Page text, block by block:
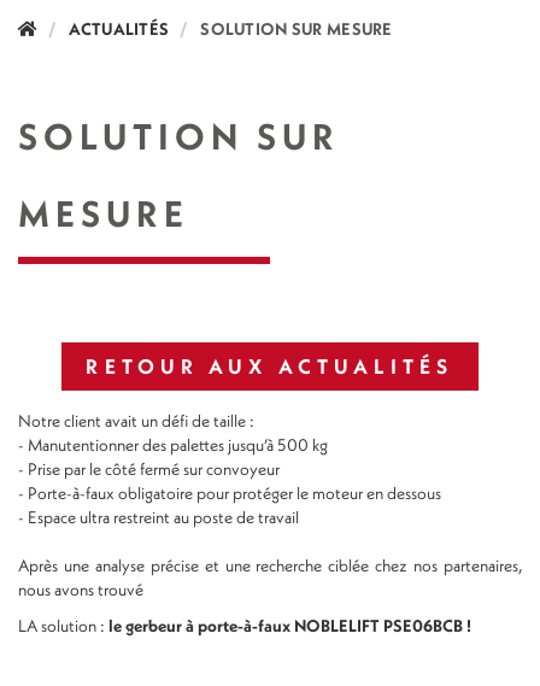
ACTUALITÉS SOLUTION SUR MESURE
SOLUTION SUR
MESURE
RETOUR AUX ACTUALITÉS
Notre client avait un défi de taille :
- Manutentionner des palettes jusqu’à 500 kg
- Prise par le côté fermé sur convoyeur
- Porte-à-faux obligatoire pour protéger le moteur en dessous
- Espace ultra restreint au poste de travail
Après une analyse précise et une recherche ciblée chez nos partenaires,
nous avons trouvé
LA solution : le gerbeur à porte-à-faux NOBLELIFT PSE06BCB !